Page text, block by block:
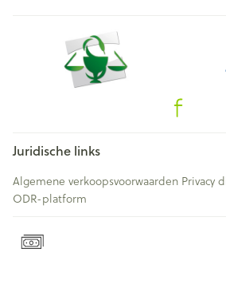
Juridische links
Algemene verkoopsvoorwaarden Privacy
ODR-platform